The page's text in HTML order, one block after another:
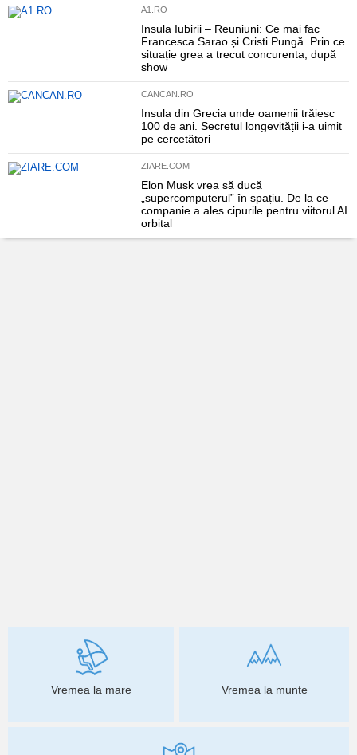
A1.RO
Insula Iubirii – Reuniuni: Ce mai fac
Francesca Sarao și Cristi Pungă. Prin ce
situație grea a trecut concurenta, după
show
CANCAN.RO
Insula din Grecia unde oamenii trăiesc
100 de ani. Secretul longevității i-a uimit
pe cercetători
ZIARE.COM
Elon Musk vrea să ducă
„supercomputerul” în spațiu. De la ce
companie a ales cipurile pentru viitorul AI
orbital
Vremea la mare Vremea la munte